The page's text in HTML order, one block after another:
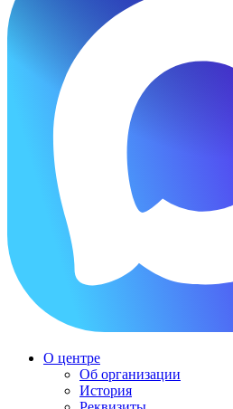
О центре
Об организации
История